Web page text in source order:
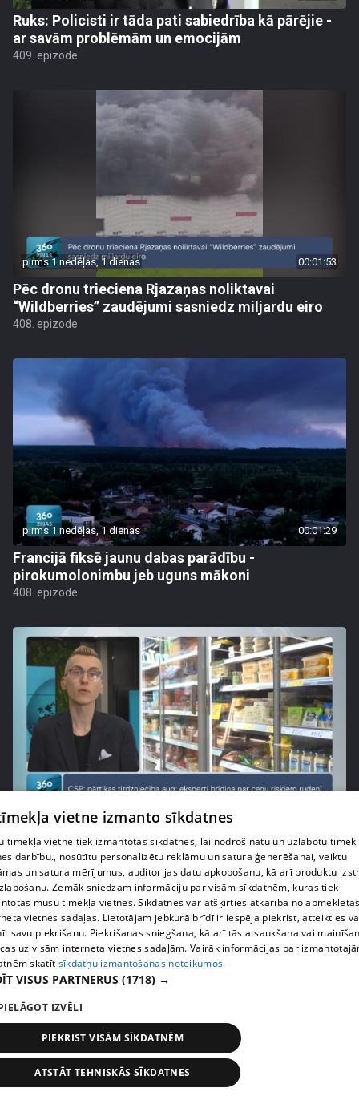
Ruks: Policisti ir tāda pati sabiedrība kā pārējie -
ar savām problēmām un emocijām
409. epizode
pirms 1 nedēļas, 1 dienas 00:01:53
Pēc dronu trieciena Rjazaņas noliktavai
“Wildberries” zaudējumi sasniedz miljardu eiro
408. epizode
pirms 1 nedēļas, 1 dienas 00:01:29
Francijā fiksē jaunu dabas parādību -
pirokumolonimbu jeb uguns mākoni
408. epizode
Pārtiku pērkam vairāk, bet vai “zemo cenu grozs”
tiešām samazina kopējo čeku?
408. epizode
pirms 1 nedēļas, 1 dienas
vietne izmanto sīkdatnes
tīmekļa vietnē tiek izmantotas sīkdatnes, lai nodrošinātu un uzlabotu
darbību., nosūtītu personalizētu reklāmu un satura ģenerēšanai, veiktu
un satura mērījumus, auditorijas datu apkopošanu, kā arī produktu
Zemāk sniedzam informāciju par visām sīkdatnēm, kuras tiek
mūsu tīmekļa vietnēs. Sīkdatnes var atšķirties atkarībā no
vietnes sadaļas. Lietotājam jebkurā brīdī ir iespēja piekrist, atteikties
savu piekrišanu. Piekrišanas sniegšana, kā arī tās atsaukšana vai
uz visām interneta vietnes sadaļām. Vairāk informācijas par
skatīt sīkdatņu izmantošanas noteikumos.
VISUS PARTNERUS (1718) →
IZVĒLI
PIEKRIST VISĀM SĪKDATNĒM
ATSTĀT TEHNISKĀS SĪKDATNES